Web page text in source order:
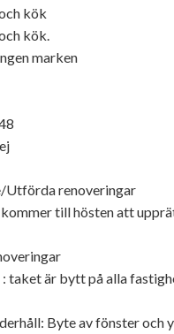
kök
kök.
marken
Utförda renoveringar
kommer till hösten att
taket är bytt på alla
Byte av fönster och